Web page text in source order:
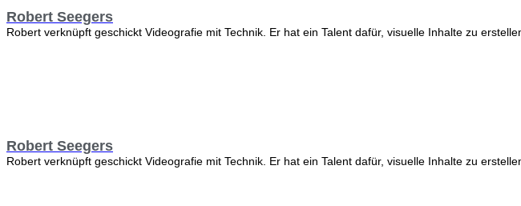
Robert Seegers
Robert verknüpft geschickt Videografie mit Technik. Er hat ein Talent dafür, visuelle Inhalte zu
Robert Seegers
Robert verknüpft geschickt Videografie mit Technik. Er hat ein Talent dafür, visuelle Inhalte zu